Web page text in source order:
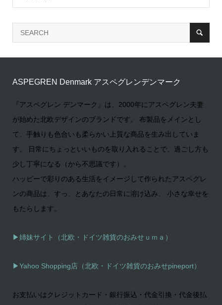
ASPEGREN Denmark アスペグレンデンマーク
『アスペグレン デンマーク』は、2000年にアスペグレン夫妻
が始めた北欧デザインのブランドです。 布製品をメインとし
て、手触りも色合いも柔らかい上質な商品を生み出していま
す。 日常にちょっといいものを取り入れることで、過ごし方も
少し丁寧になる（から不思議です）。
ハッピーで彩りのある生活をイメージして作られたアスペグレ
ンの商品は、すっ、とあなたの日常に溶け込み、 小さな幸せを
もたらします。
▶姉妹サイト（北欧・ドイツ雑貨のおみせｕｍａ）
▶Yahoo Shopping店（北欧・ドイツ雑貨のおみせpineport）
お支払いはクレジットカード・銀行振込・代金引換・代金後払